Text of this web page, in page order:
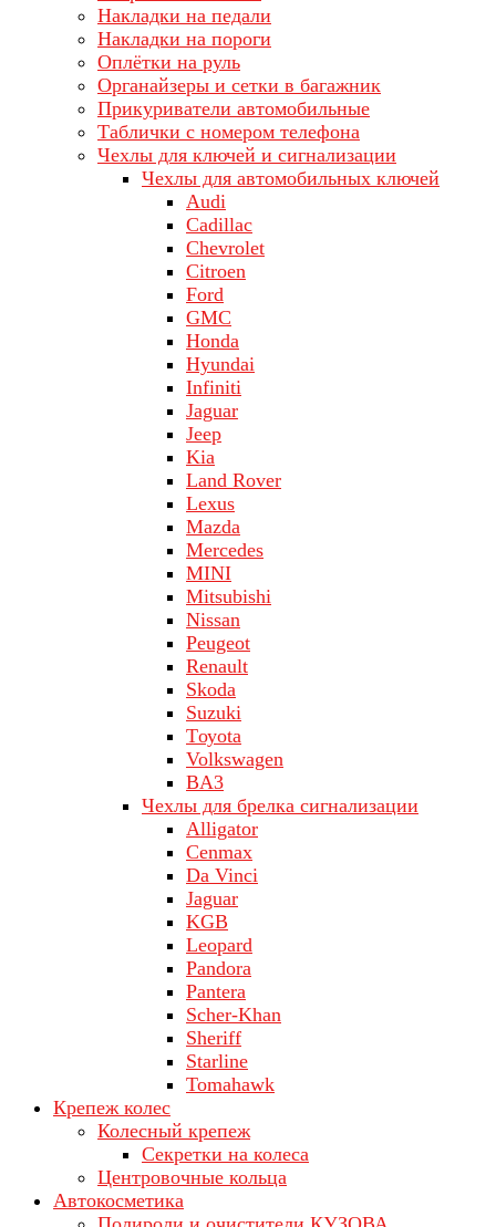
Накладки на педали
Накладки на пороги
Оплётки на руль
Органайзеры и сетки в багажник
Прикуриватели автомобильные
Таблички с номером телефона
Чехлы для ключей и сигнализации
Чехлы для автомобильных ключей
Audi
Cadillac
Chevrolet
Citroen
Ford
GMC
Honda
Hyundai
Infiniti
Jaguar
Jeep
Kia
Land Rover
Lехus
Mazda
Merсеdеs
MINI
Mitsubishi
Nissan
Peugeot
Renault
Skoda
Suzuki
Tоуоta
Volkswagen
ВA3
Чехлы для брелка сигнализации
Alligator
Cenmax
Da Vinci
Jaguar
KGB
Leopard
Pandora
Pantera
Scher-Khan
Sheriff
Starline
Tomahawk
Крепеж колес
Колесный крепеж
Секретки на колеса
Центровочные кольца
Автокосметика